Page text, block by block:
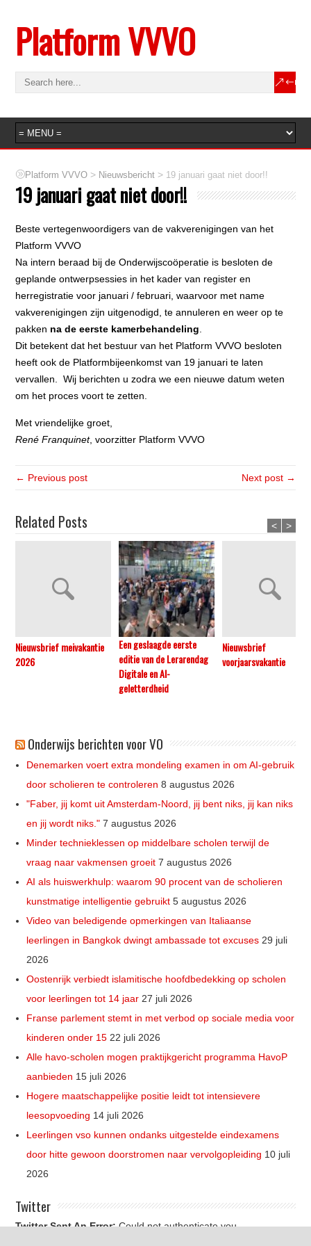
Platform VVVO
Platform VVVO > Nieuwsbericht > 19 januari gaat niet door!!
19 januari gaat niet door!!
Beste vertegenwoordigers van de vakverenigingen van het
Platform VVVO
Na intern beraad bij de Onderwijscoöperatie is besloten de
geplande ontwerpsessies in het kader van register en
herregistratie voor januari / februari, waarvoor met name
vakverenigingen zijn uitgenodigd, te annuleren en weer op te
pakken na de eerste kamerbehandeling
Dit betekent dat het bestuur van het Platform VVVO besloten
heeft ook de Platformbijeenkomst van 19 januari te laten
vervallen. Wij berichten u zodra we een nieuwe datum weten
om het proces voort te zetten.
Met vriendelijke groet,
René Franquinet, voorzitter Platform VVVO
← Previous post Next post →
Related Posts
Nieuwsbrief meivakantie
2026
Een geslaagde eerste
editie van de Lerarendag
Digitale en AI-
geletterdheid
Nieuwsbrief
voorjaarsvakantie
< >
Onderwijs berichten voor VO
Denemarken voert extra mondeling examen in om AI-gebruik
door scholieren te controleren 8 augustus 2026
"Faber, jij komt uit Amsterdam-Noord, jij bent niks, jij kan niks
en jij wordt niks." 7 augustus 2026
Minder technieklessen op middelbare scholen terwijl de
vraag naar vakmensen groeit 7 augustus 2026
AI als huiswerkhulp: waarom 90 procent van de scholieren
kunstmatige intelligentie gebruikt 5 augustus 2026
Video van beledigende opmerkingen van Italiaanse
leerlingen in Bangkok dwingt ambassade tot excuses 29 juli
2026
Oostenrijk verbiedt islamitische hoofdbedekking op scholen
voor leerlingen tot 14 jaar 27 juli 2026
Franse parlement stemt in met verbod op sociale media voor
kinderen onder 15 22 juli 2026
Alle havo-scholen mogen praktijkgericht programma HavoP
aanbieden 15 juli 2026
Hogere maatschappelijke positie leidt tot intensievere
leesopvoeding 14 juli 2026
Leerlingen vso kunnen ondanks uitgestelde eindexamens
door hitte gewoon doorstromen naar vervolgopleiding 10 juli
2026
Twitter
Twitter Sent An Error:Could not authenticate you.